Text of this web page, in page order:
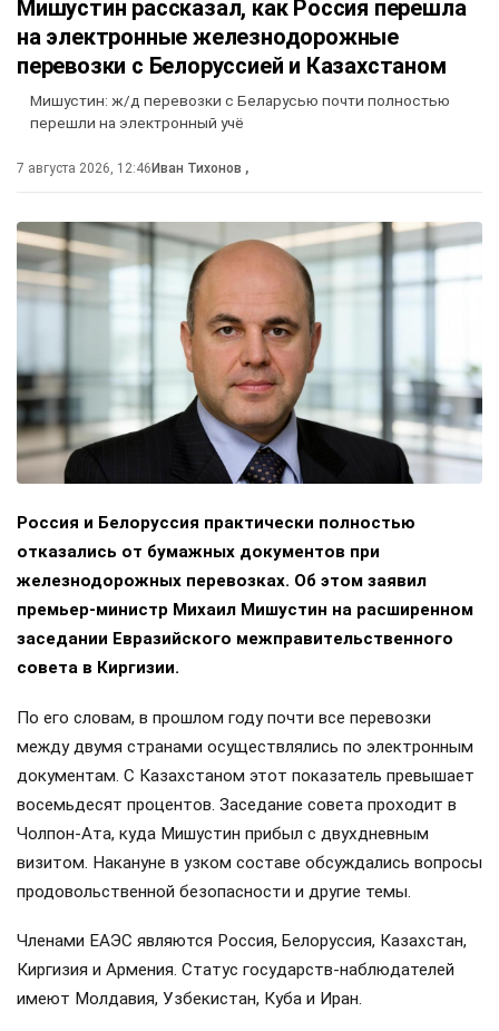
Мишустин рассказал, как Россия перешла
на электронные железнодорожные
перевозки с Белоруссией и Казахстаном
Мишустин: ж/д перевозки с Беларусью почти полностью
перешли на электронный учё
7 августа 2026, 12:46 Иван Тихонов ,
Россия и Белоруссия практически полностью
отказались от бумажных документов при
железнодорожных перевозках. Об этом заявил
премьер-министр Михаил Мишустин на расширенном
заседании Евразийского межправительственного
совета в Киргизии.
По его словам, в прошлом году почти все перевозки
между двумя странами осуществлялись по электронным
документам. С Казахстаном этот показатель превышает
восемьдесят процентов. Заседание совета проходит в
Чолпон-Ата, куда Мишустин прибыл с двухдневным
визитом. Накануне в узком составе обсуждались вопросы
продовольственной безопасности и другие темы.
Членами ЕАЭС являются Россия, Белоруссия, Казахстан,
Киргизия и Армения. Статус государств-наблюдателей
имеют Молдавия, Узбекистан, Куба и Иран.